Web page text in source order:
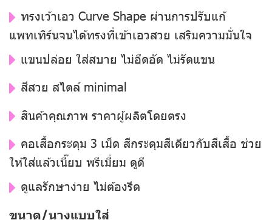
ทรงเว้าเอว Curve Shape ผ่านการปรับแก้
แพทเทิร์นจนได้ทรงที่เข้าเอวสวย เสริมความมั่นใจ
แขนปล่อย ใส่สบาย ไม่อึดอัด ไม่รัดแขน
สีสวย สไตล์ minimal
สินค้าคุณภาพ ราคาผู้ผลิตโดยตรง
คอเสื้อกระดุม 3 เม็ด สีกระดุมสีเดียวกับสีเสื้อ ช่วย
ให้ใส่แล้วเนี๊ยบ พรีเมี่ยม ดูดี
ดูแลรักษาง่าย ไม่ต้องรีด
ขนาด/นางแบบใส่